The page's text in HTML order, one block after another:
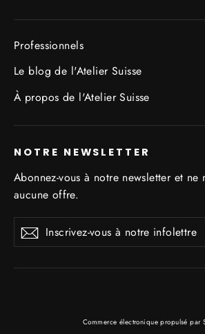
Professionnels
Le blog de l'Atelier Suisse
À propos de l'Atelier Suisse
NOTRE NEWSLETTER
Abonnez-vous à notre newsletter et ne
aucune offre.
Inscrivez-
vous
S'inscrireS'inscrire
Commerce électronique propulsé par